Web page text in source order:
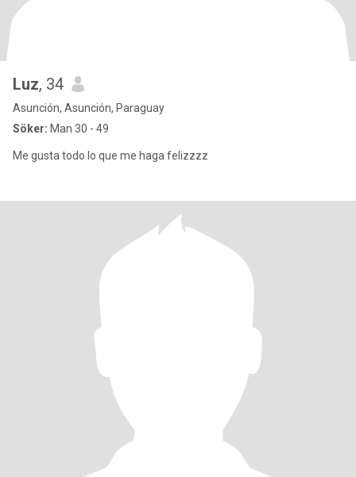
Luz, 34
Asunción, Asunción, Paraguay
Söker: Man 30 - 49
Me gusta todo lo que me haga felizzzz